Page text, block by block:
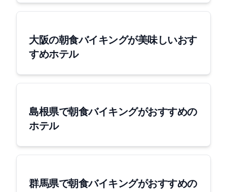
大阪の朝食バイキングが美味しいおす
すめホテル
島根県で朝食バイキングがおすすめの
ホテル
群馬県で朝食バイキングがおすすめの